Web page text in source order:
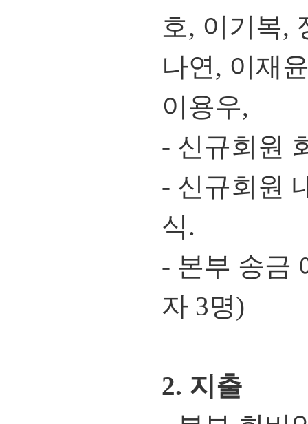
호, 이기복,
나연, 이재
이용우,
- 신규회원
- 신규회원
식.
- 본부 송금
자 3명)
2. 지출